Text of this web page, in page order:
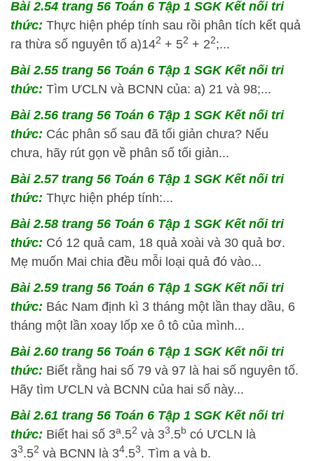
Bài 2.54 trang 56 Toán 6 Tập 1 SGK Kết nối tri
thức: Thực hiện phép tính sau rồi phân tích kết quả
ra thừa số nguyên tố a)142 + 52 + 22;...
Bài 2.55 trang 56 Toán 6 Tập 1 SGK Kết nối tri
thức: Tìm ƯCLN và BCNN của: a) 21 và 98;...
Bài 2.56 trang 56 Toán 6 Tập 1 SGK Kết nối tri
thức: Các phân số sau đã tối giản chưa? Nếu
chưa, hãy rút gọn về phân số tối giản...
Bài 2.57 trang 56 Toán 6 Tập 1 SGK Kết nối tri
thức: Thực hiện phép tính:...
Bài 2.58 trang 56 Toán 6 Tập 1 SGK Kết nối tri
thức: Có 12 quả cam, 18 quả xoài và 30 quả bơ.
Mẹ muốn Mai chia đều mỗi loại quả đó vào...
Bài 2.59 trang 56 Toán 6 Tập 1 SGK Kết nối tri
thức: Bác Nam định kì 3 tháng một lần thay dầu, 6
tháng một lần xoay lốp xe ô tô của mình...
Bài 2.60 trang 56 Toán 6 Tập 1 SGK Kết nối tri
thức: Biết rằng hai số 79 và 97 là hai số nguyên tố.
Hãy tìm ƯCLN và BCNN của hai số này...
Bài 2.61 trang 56 Toán 6 Tập 1 SGK Kết nối tri
thức: Biết hai số 3a.52 và 33.5b có ƯCLN là
33.52 và BCNN là 34.53. Tìm a và b.